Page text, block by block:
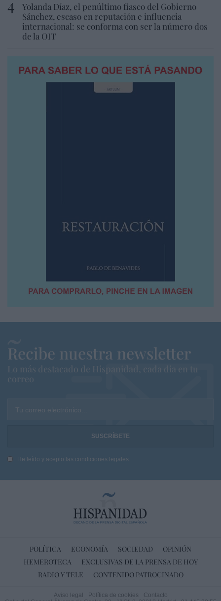
Yolanda Díaz, el penúltimo fiasco del Gobierno
Sánchez, escaso en reputación e influencia
internacional: se conforma con ser la número dos
de la OIT
Recibe nuestra newsletter
Lo más destacado de Hispanidad, cada dia en tu
correo
Tu correo electrónico...
He leído y acepto las condiciones legales
POLÍTICA ECONOMÍA SOCIEDAD
OPINIÓN
HEMEROTECA
EXCLUSIVAS DE LA PRENSA DE HOY
RADIO Y TELE
CONTENIDO PATROCINADO
Aviso legal Política de cookies
Contacto